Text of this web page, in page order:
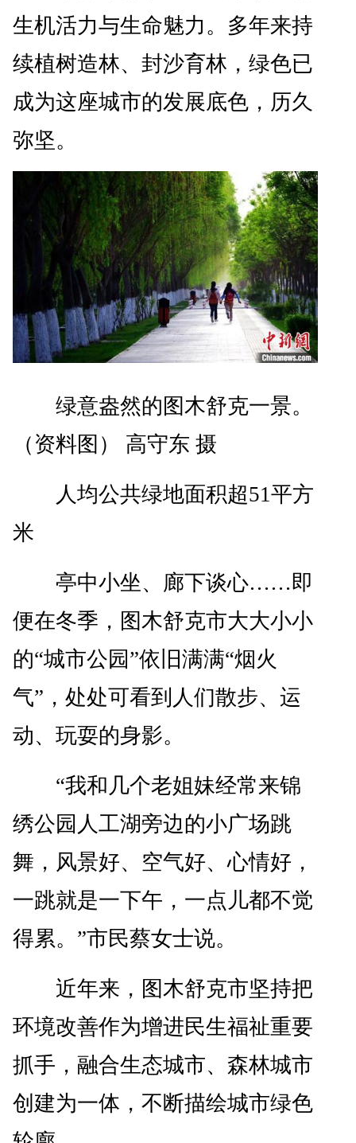
生机活力与生命魅力。多年来持
续植树造林、封沙育林，绿色已
成为这座城市的发展底色，历久
弥坚。
绿意盎然的图木舒克一景。
（资料图） 高守东 摄
人均公共绿地面积超51平方
米
亭中小坐、廊下谈心……即
便在冬季，图木舒克市大大小小
的“城市公园”依旧满满“烟火
气”，处处可看到人们散步、运
动、玩耍的身影。
“我和几个老姐妹经常来锦
绣公园人工湖旁边的小广场跳
舞，风景好、空气好、心情好，
一跳就是一下午，一点儿都不觉
得累。”市民蔡女士说。
近年来，图木舒克市坚持把
环境改善作为增进民生福祉重要
抓手，融合生态城市、森林城市
创建为一体，不断描绘城市绿色